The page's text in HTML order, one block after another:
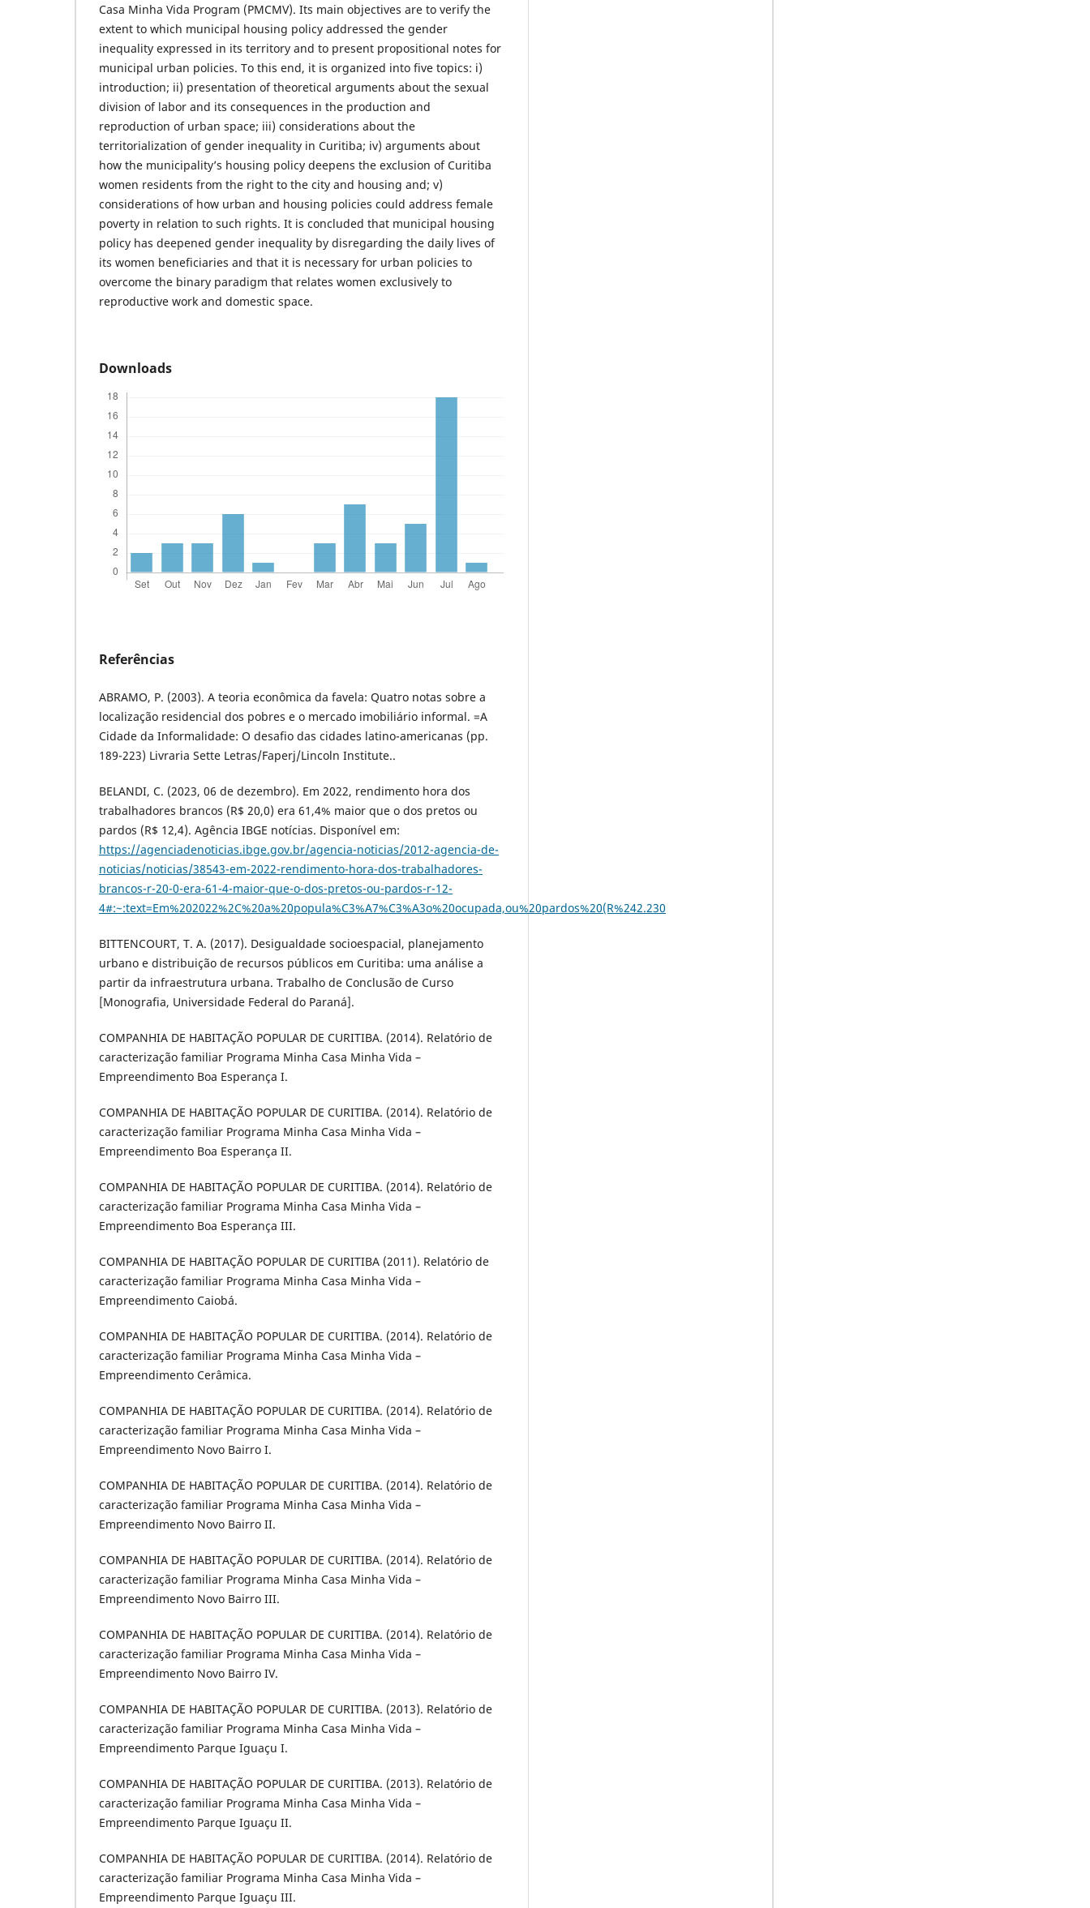
Casa Minha Vida Program (PMCMV). Its main objectives are to verify the
extent to which municipal housing policy addressed the gender
inequality expressed in its territory and to present propositional notes for
municipal urban policies. To this end, it is organized into five topics: i)
introduction; ii) presentation of theoretical arguments about the sexual
division of labor and its consequences in the production and
reproduction of urban space; iii) considerations about the
territorialization of gender inequality in Curitiba; iv) arguments about
how the municipality’s housing policy deepens the exclusion of Curitiba
women residents from the right to the city and housing and; v)
considerations of how urban and housing policies could address female
poverty in relation to such rights. It is concluded that municipal housing
policy has deepened gender inequality by disregarding the daily lives of
its women beneficiaries and that it is necessary for urban policies to
overcome the binary paradigm that relates women exclusively to
reproductive work and domestic space.
Downloads
Referências
ABRAMO, P. (2003). A teoria econômica da favela: Quatro notas sobre a
localização residencial dos pobres e o mercado imobiliário informal. =A
Cidade da Informalidade: O desafio das cidades latino-americanas (pp.
189-223) Livraria Sette Letras/Faperj/Lincoln Institute..
BELANDI, C. (2023, 06 de dezembro). Em 2022, rendimento hora dos
trabalhadores brancos (R$ 20,0) era 61,4% maior que o dos pretos ou
pardos (R$ 12,4). Agência IBGE notícias. Disponível em:
https://agenciadenoticias.ibge.gov.br/agencia-noticias/2012-agencia-de-
noticias/noticias/38543-em-2022-rendimento-hora-dos-trabalhadores-
brancos-r-20-0-era-61-4-maior-que-o-dos-pretos-ou-pardos-r-12-
4#:~:text=Em%202022%2C%20a%20popula%C3%A7%C3%A3o%20ocupada,ou%20pardos%20(R%242.230
BITTENCOURT, T. A. (2017). Desigualdade socioespacial, planejamento
urbano e distribuição de recursos públicos em Curitiba: uma análise a
partir da infraestrutura urbana. Trabalho de Conclusão de Curso
[Monografia, Universidade Federal do Paraná].
COMPANHIA DE HABITAÇÃO POPULAR DE CURITIBA. (2014). Relatório de
caracterização familiar Programa Minha Casa Minha Vida –
Empreendimento Boa Esperança I.
COMPANHIA DE HABITAÇÃO POPULAR DE CURITIBA. (2014). Relatório de
caracterização familiar Programa Minha Casa Minha Vida –
Empreendimento Boa Esperança II.
COMPANHIA DE HABITAÇÃO POPULAR DE CURITIBA. (2014). Relatório de
caracterização familiar Programa Minha Casa Minha Vida –
Empreendimento Boa Esperança III.
COMPANHIA DE HABITAÇÃO POPULAR DE CURITIBA (2011). Relatório de
caracterização familiar Programa Minha Casa Minha Vida –
Empreendimento Caiobá.
COMPANHIA DE HABITAÇÃO POPULAR DE CURITIBA. (2014). Relatório de
caracterização familiar Programa Minha Casa Minha Vida –
Empreendimento Cerâmica.
COMPANHIA DE HABITAÇÃO POPULAR DE CURITIBA. (2014). Relatório de
caracterização familiar Programa Minha Casa Minha Vida –
Empreendimento Novo Bairro I.
COMPANHIA DE HABITAÇÃO POPULAR DE CURITIBA. (2014). Relatório de
caracterização familiar Programa Minha Casa Minha Vida –
Empreendimento Novo Bairro II.
COMPANHIA DE HABITAÇÃO POPULAR DE CURITIBA. (2014). Relatório de
caracterização familiar Programa Minha Casa Minha Vida –
Empreendimento Novo Bairro III.
COMPANHIA DE HABITAÇÃO POPULAR DE CURITIBA. (2014). Relatório de
caracterização familiar Programa Minha Casa Minha Vida –
Empreendimento Novo Bairro IV.
COMPANHIA DE HABITAÇÃO POPULAR DE CURITIBA. (2013). Relatório de
caracterização familiar Programa Minha Casa Minha Vida –
Empreendimento Parque Iguaçu I.
COMPANHIA DE HABITAÇÃO POPULAR DE CURITIBA. (2013). Relatório de
caracterização familiar Programa Minha Casa Minha Vida –
Empreendimento Parque Iguaçu II.
COMPANHIA DE HABITAÇÃO POPULAR DE CURITIBA. (2014). Relatório de
caracterização familiar Programa Minha Casa Minha Vida –
Empreendimento Parque Iguaçu III.